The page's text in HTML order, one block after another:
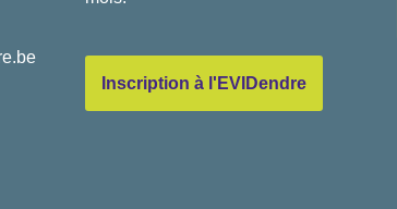
Inscription à l'EVIDendre